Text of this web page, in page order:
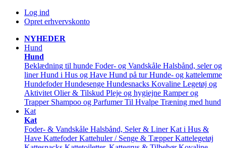
Log ind
Opret erhvervskonto
NYHEDER
Hund
Hund
Beklædning til hunde Foder- og Vandskåle Halsbånd, seler og
liner Hund i Hus og Have Hund på tur Hunde- og kattelemme
Hundefoder Hundesenge Hundesnacks Kovaline Legetøj og
Aktivitet Olier & Tilskud Pleje og hygiejne Ramper og
Trapper Shampoo og Parfumer Til Hvalpe Træning med hund
Kat
Kat
Foder- & Vandskåle Halsbånd, Seler & Liner Kat i Hus &
Have Kattefoder Kattehuler / Senge & Tæpper Kattelegetøj